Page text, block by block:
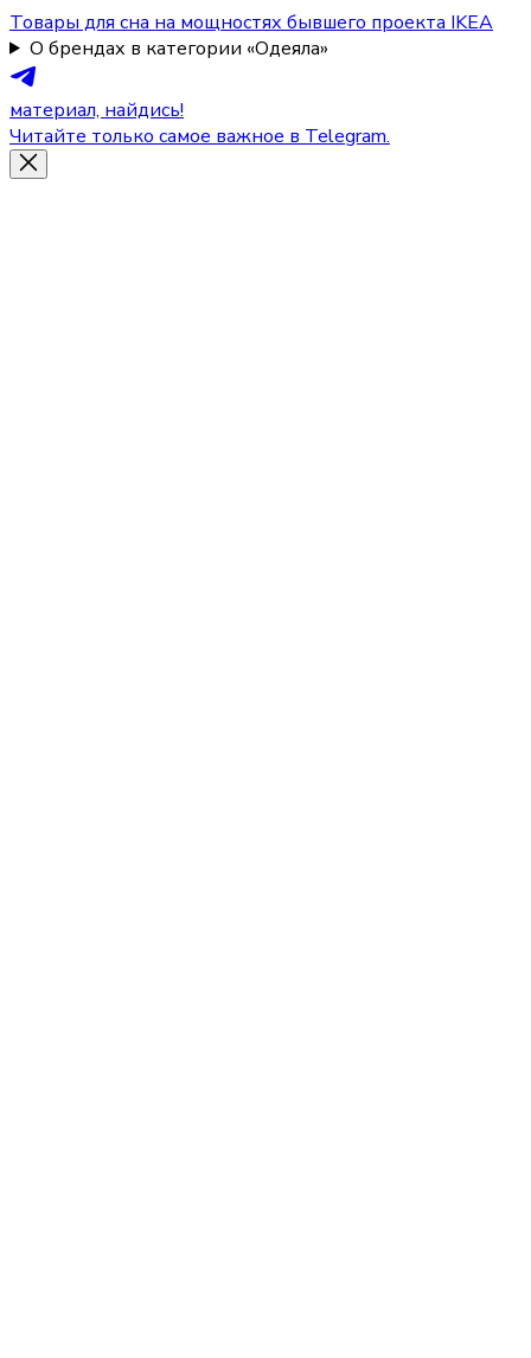
Товары для сна на мощностях бывшего проекта IKEA
О брендах в категории «Одеяла»
материал, найдись!
Читайте только самое важное в Telegram.